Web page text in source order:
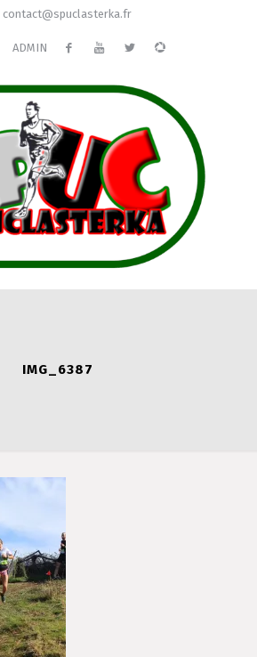
contact@spuclasterka.fr
ADMIN
IMG_6387